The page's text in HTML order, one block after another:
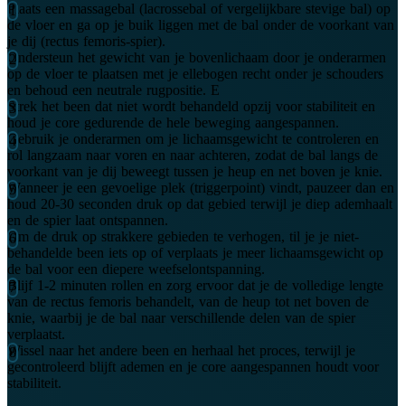
Plaats een massagebal (lacrossebal of vergelijkbare stevige bal) op
de vloer en ga op je buik liggen met de bal onder de voorkant van
je dij (rectus femoris-spier).
Ondersteun het gewicht van je bovenlichaam door je onderarmen
op de vloer te plaatsen met je ellebogen recht onder je schouders
en behoud een neutrale rugpositie. E
Strek het been dat niet wordt behandeld opzij voor stabiliteit en
houd je core gedurende de hele beweging aangespannen.
Gebruik je onderarmen om je lichaamsgewicht te controleren en
rol langzaam naar voren en naar achteren, zodat de bal langs de
voorkant van je dij beweegt tussen je heup en net boven je knie.
Wanneer je een gevoelige plek (triggerpoint) vindt, pauzeer dan en
houd 20-30 seconden druk op dat gebied terwijl je diep ademhaalt
en de spier laat ontspannen.
Om de druk op strakkere gebieden te verhogen, til je je niet-
behandelde been iets op of verplaats je meer lichaamsgewicht op
de bal voor een diepere weefselontspanning.
Blijf 1-2 minuten rollen en zorg ervoor dat je de volledige lengte
van de rectus femoris behandelt, van de heup tot net boven de
knie, waarbij je de bal naar verschillende delen van de spier
verplaatst.
Wissel naar het andere been en herhaal het proces, terwijl je
gecontroleerd blijft ademen en je core aangespannen houdt voor
stabiliteit.